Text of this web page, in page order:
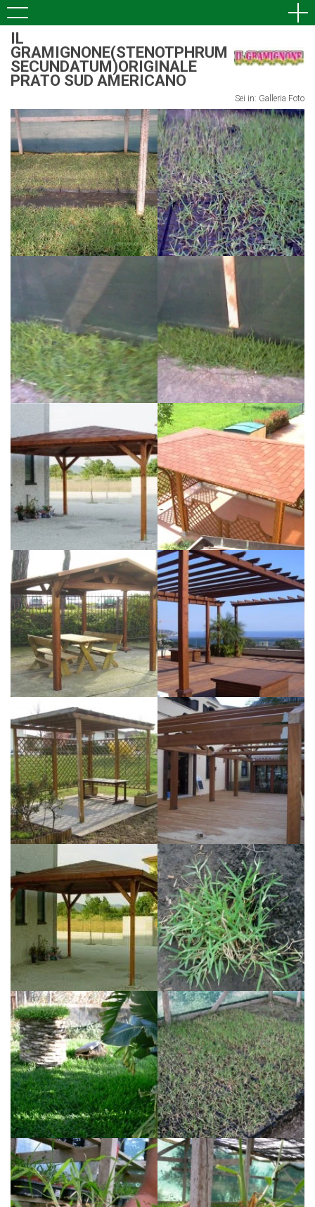
IL
GRAMIGNONE(STENOTPHRUM
SECUNDATUM)ORIGINALE
PRATO SUD AMERICANO
Sei in: Galleria Foto